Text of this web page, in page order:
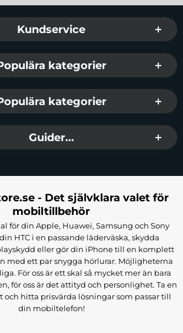
info och länkar
Kundservice
kategorier
kategorier
Guider...
- Det självklara valet för
mobiltillbehör
för din Apple, Huawei, Samsung och Sony
HTC i en passande läderväska, skydda
eller gör din iPhone till en komplett
med ett par snygga hörlurar. Möjligheterna
För oss är ett skal så mycket mer än bara
för oss är det attityd och personlighet. Ta en
och hitta prisvärda lösningar som passar till
din mobiltelefon!